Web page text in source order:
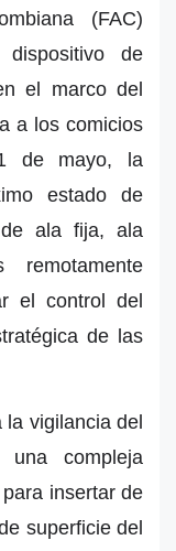
(FAC)
de
el marco del
a los comicios
de mayo, la
estado de
de ala fija, ala
el control del
de las
vigilancia del
una compleja
para insertar de
superficie del